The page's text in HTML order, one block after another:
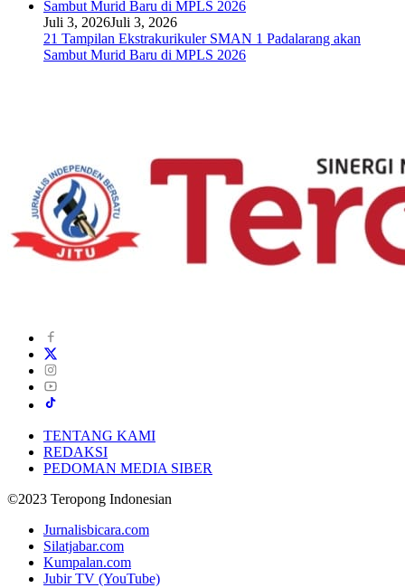
Juli 3, 2026Juli 3, 2026
21 Tampilan Ekstrakurikuler SMAN 1 Padalarang akan
Sambut Murid Baru di MPLS 2026
TENTANG KAMI
REDAKSI
PEDOMAN MEDIA SIBER
©2023 Teropong Indonesian
Jurnalisbicara.com
Silatjabar.com
Kumpalan.com
Jubir TV (YouTube)